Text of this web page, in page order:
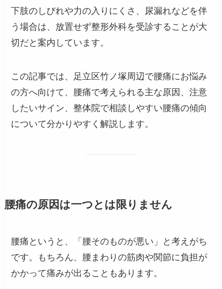
下肢のしびれや力の入りにくさ、尿漏れなどを伴
う場合は、放置せず整形外科を受診することが大
切だと案内しています。
この記事では、足立区竹ノ塚周辺で腰痛にお悩み
の方へ向けて、腰痛で考えられる主な原因、注意
したいサイン、整体院で相談しやすい腰痛の傾向
について分かりやすく解説します。
腰痛の原因は一つとは限りません
腰痛というと、「腰そのものが悪い」と考えがち
です。もちろん、腰まわりの筋肉や関節に負担が
かかって痛みが出ることもあります。